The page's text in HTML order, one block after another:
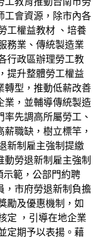
工會資源，除市內各
工權益教材 、培養
務業、傳統製造業
行政區辦理勞工教
提升整體勞工權益
轉型，推動低薪改善
業，並輔導傳統製造
先調高所屬勞工、
職缺，樹立標竿，
新制雇主強制提繳
勞退新制雇主強制
示範，公部門約聘
，市府勞退新制負擔
勵及優惠機制，如
定 ，引導在地企業
定期予以表揚。藉